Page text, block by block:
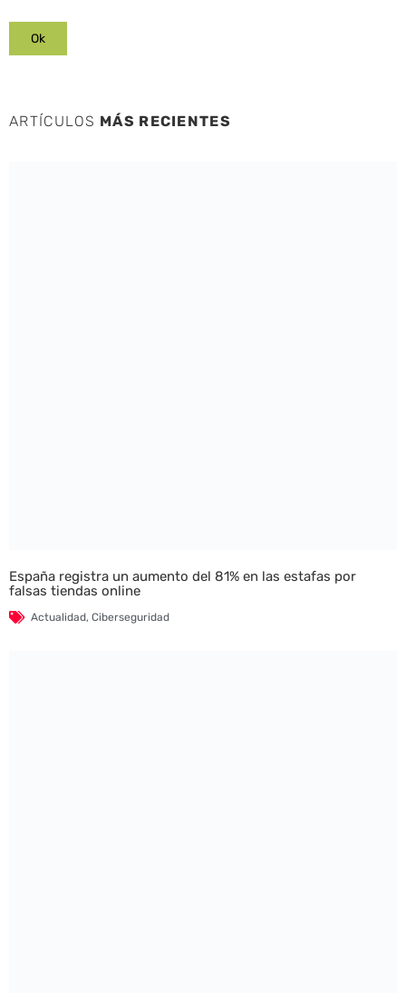
ARTÍCULOS MÁS RECIENTES
España registra un aumento del 81% en las estafas por
falsas tiendas online
Actualidad, Ciberseguridad